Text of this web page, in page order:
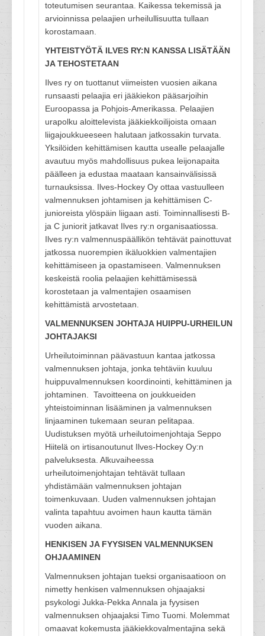
toteutumisen seurantaa. Kaikessa tekemissä ja
arvioinnissa pelaajien urheilullisuutta tullaan
korostamaan.
YHTEISTYÖTÄ ILVES RY:N KANSSA LISÄTÄÄN
JA TEHOSTETAAN
Ilves ry on tuottanut viimeisten vuosien aikana
runsaasti pelaajia eri jääkiekon pääsarjoihin
Euroopassa ja Pohjois-Amerikassa. Pelaajien
urapolku aloittelevista jääkiekkoilijoista omaan
liigajoukkueeseen halutaan jatkossakin turvata.
Yksilöiden kehittämisen kautta usealle pelaajalle
avautuu myös mahdollisuus pukea leijonapaita
päälleen ja edustaa maataan kansainvälisissä
turnauksissa. Ilves-Hockey Oy ottaa vastuulleen
valmennuksen johtamisen ja kehittämisen C-
junioreista ylöspäin liigaan asti. Toiminnallisesti B-
ja C juniorit jatkavat Ilves ry:n organisaatiossa.
Ilves ry:n valmennuspäällikön tehtävät painottuvat
jatkossa nuorempien ikäluokkien valmentajien
kehittämiseen ja opastamiseen. Valmennuksen
keskeistä roolia pelaajien kehittämisessä
korostetaan ja valmentajien osaamisen
kehittämistä arvostetaan.
VALMENNUKSEN JOHTAJA HUIPPU-URHEILUN
JOHTAJAKSI
Urheilutoiminnan päävastuun kantaa jatkossa
valmennuksen johtaja, jonka tehtäviin kuuluu
huippuvalmennuksen koordinointi, kehittäminen ja
johtaminen. Tavoitteena on joukkueiden
yhteistoiminnan lisääminen ja valmennuksen
linjaaminen tukemaan seuran pelitapaa.
Uudistuksen myötä urheilutoimenjohtaja Seppo
Hiitelä on irtisanoutunut Ilves-Hockey Oy:n
palveluksesta. Alkuvaiheessa
urheilutoimenjohtajan tehtävät tullaan
yhdistämään valmennuksen johtajan
toimenkuvaan. Uuden valmennuksen johtajan
valinta tapahtuu avoimen haun kautta tämän
vuoden aikana.
HENKISEN JA FYYSISEN VALMENNUKSEN
OHJAAMINEN
Valmennuksen johtajan tueksi organisaatioon on
nimetty henkisen valmennuksen ohjaajaksi
psykologi Jukka-Pekka Annala ja fyysisen
valmennuksen ohjaajaksi Timo Tuomi. Molemmat
omaavat kokemusta jääkiekkovalmentajina sekä